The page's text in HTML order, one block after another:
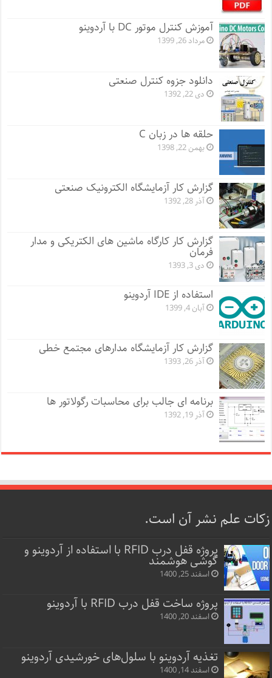
آموزش کنترل موتور DC با آردوینو
مرداد 26, 1399
دانلود جزوه کنترل صنعتی
دی 22, 1392
حلقه ها در زبان C
بهمن 22, 1398
گزارش کار آزمایشگاه الکترونیک صنعتی
آذر 28, 1392
گزارش کار کارگاه ماشین های الکتریکی و مدار
فرمان
دی 3, 1393
استفاده از IDE آردوینو
آبان 4, 1399
گزارش کار آزمایشگاه مدارهای مجتمع خطی
آذر 26, 1393
برنامه ای جالب برای محاسبات رگولاتور ها
آذر 19, 1392
زکات علم نشر آن است.
پروژه قفل‌ درب RFID با استفاده از آردوینو و
گوشی هوشمند
اسفند 25, 1400
پروژه ساخت قفل‌ درب RFID با آردوینو
اسفند 20, 1400
تغذیه آردوینو با سلول‌های خورشیدی آردوینو
اسفند 14, 1400